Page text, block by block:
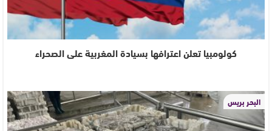
كولومبيا تعلن اعترافها بسيادة المغربية على الصحراء
البحر بريس